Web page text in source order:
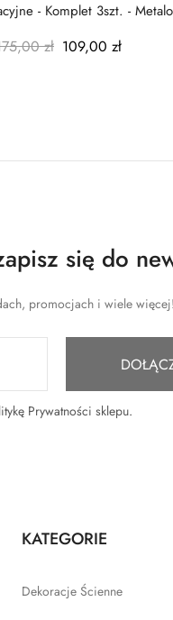
- Komplet 3szt. -
zł 109,00 zł
się do
promocjach i wiele więcej!
Prywatności sklepu.
KATEGORIE
Dekoracje Ścienne